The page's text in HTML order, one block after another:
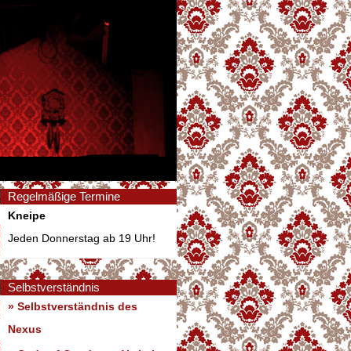
Regelmäßige Termine
Kneipe
Jeden Donnerstag ab 19 Uhr!
Selbstverständnis
» Selbstverständnis des
Nexus